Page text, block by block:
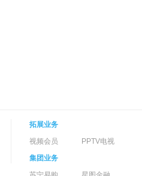
拓展业务
视频会员
PPTV电视
集团业务